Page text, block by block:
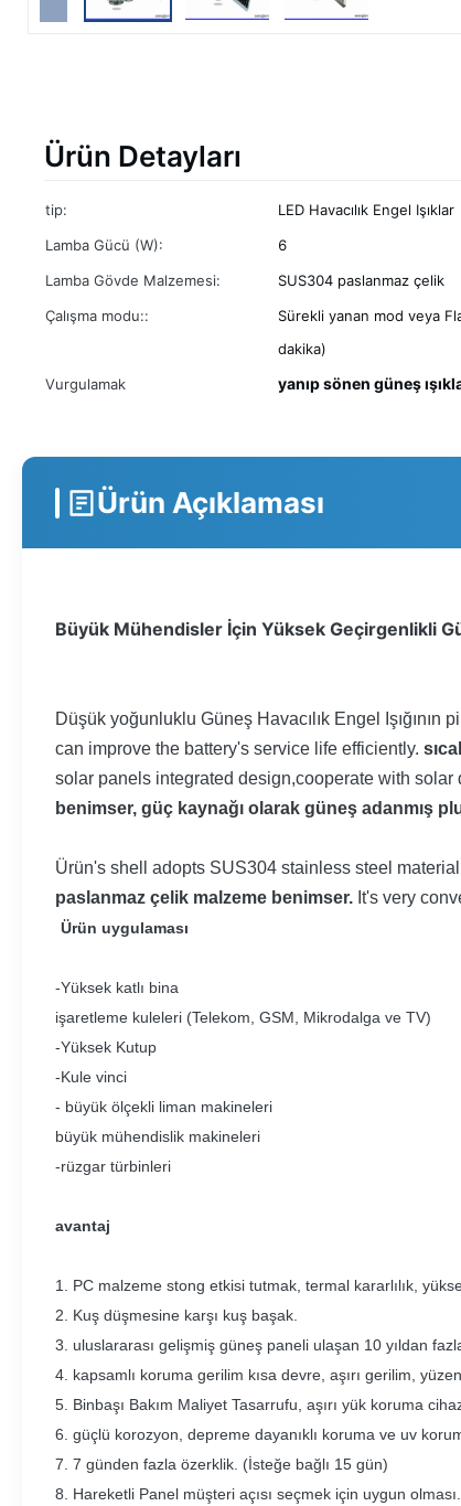
Ürün Detayları
tip: LED Havacılık Engel Işıklar
Lamba Gücü (W):
6
Lamba Gövde Malzemesi:
SUS304 paslanmaz çelik
Çalışma modu::
Sürekli yanan mod veya
dakika)
Vurgulamak
yanıp sönen güneş
Ürün Açıklaması
Büyük Mühendisler İçin Yüksek Geçirgenlikli
Düşük yoğunluklu Güneş Havacılık Engel
can improve the battery's service life efficiently.
solar panels integrated design,cooperate with
benimser, güç kaynağı olarak güneş adanmış
Ürün's shell adopts SUS304 stainless steel
paslanmaz çelik malzeme benimser. It's very
Ürün uygulaması
-Yüksek katlı bina
işaretleme kuleleri (Telekom, GSM, Mikrodalga ve TV)
-Yüksek Kutup
-Kule vinci
- büyük ölçekli liman makineleri
büyük mühendislik makineleri
-rüzgar türbinleri
avantaj
1. PC malzeme stong etkisi tutmak, termal kararlılık,
2. Kuş düşmesine karşı kuş başak.
3. uluslararası gelişmiş güneş paneli ulaşan 10 yıldan
4. kapsamlı koruma gerilim kısa devre, aşırı gerilim, yüzen
5. Binbaşı Bakım Maliyet Tasarrufu, aşırı yük koruma
6. güçlü korozyon, depreme dayanıklı koruma ve uv
7. 7 günden fazla özerklik. (İsteğe bağlı 15 gün)
8. Hareketli Panel müşteri açısı seçmek için uygun olması.